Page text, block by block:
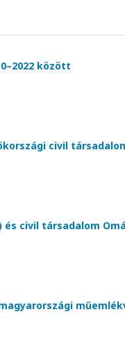
között
civil
civil társadalom